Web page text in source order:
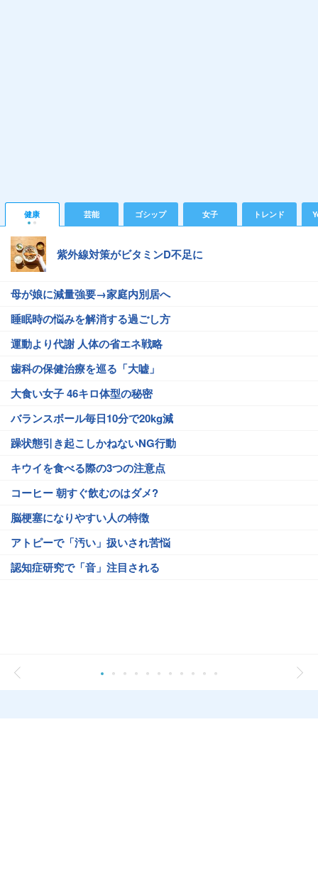
健康 芸能 ゴシップ 女子 トレンド
紫外線対策がビタミンD不足に
母が娘に減量強要→家庭内別居へ
睡眠時の悩みを解消する過ごし方
運動より代謝 人体の省エネ戦略
歯科の保健治療を巡る「大嘘」
大食い女子 46キロ体型の秘密
バランスボール毎日10分で20kg減
躁状態引き起こしかねないNG行動
キウイを食べる際の3つの注意点
コーヒー 朝すぐ飲むのはダメ?
脳梗塞になりやすい人の特徴
アトピーで「汚い」扱いされ苦悩
認知症研究で「音」注目される